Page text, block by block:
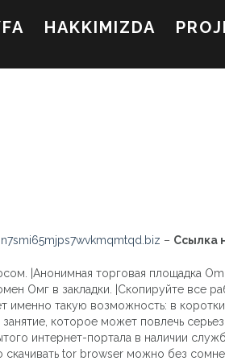
HAKKIMIZDA
– Ссылка
|Анонимная торговая площадка
Омг в закладки. |Скопируйте все
такую возможность: в
которое может повлечь
интернет-портала в наличии
скачивать tor browser можно без